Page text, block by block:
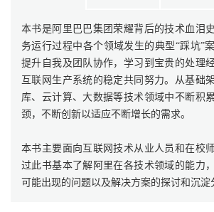
本书是阿里巴巴集团荣耀背后的技术血泪
务运行过程中各个领域发生的典型“踩坑”
提升自我及团队协作，学习到宝贵的处理
互联网生产系统的稳定共同努力。从基础
库、云计算、大数据等技术领域中不断积
颈，不断创新以适应不断增长的需求。
本书主要面向互联网技术从业人员和在校
过此书基本了解阿里在各技术领域的能力
可能出现的问题以及解决方案的探讨和沉淀